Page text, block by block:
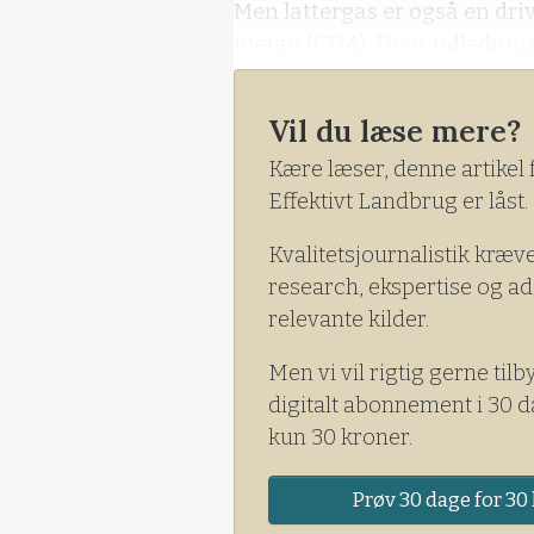
Men lattergas er også en
transport- og
Det er latterligt små
absolut ikke nogen spøg for
Vil du læse mere?
Kære læser, denne artikel
Effektivt Landbrug er låst.
Kvalitetsjournalistik
research, ekspertise og
relevante kilder.
Men vi vil rigtig gerne
digitalt abonnement i 30
kun 30 kroner.
Prøv 30 dage for 30